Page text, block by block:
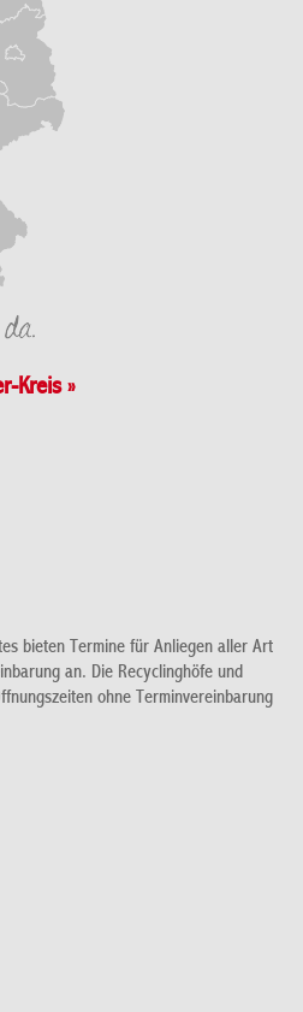
Kreis »
bieten Termine für Anliegen aller Art
an. Die Recyclinghöfe und
ohne Terminvereinbarung